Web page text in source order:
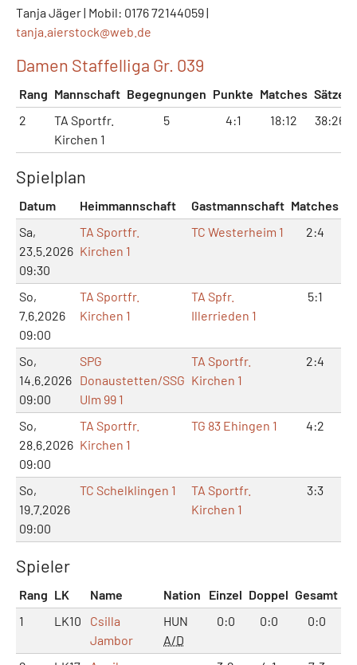
Tanja Jäger | Mobil: 0176 72144059 |
tanja.aierstock@web.de
Damen Staffelliga Gr. 039
Rang Mannschaft Begegnungen Punkte Matches Sätze
2
TA Sportfr.
Kirchen 1
5 4:1 18:12 38:26
Spielplan
Datum Heimmannschaft Gastmannschaft Matches
Sa,
23.5.2026
09:30
TA Sportfr.
Kirchen 1
TC Westerheim 1 2:4
So,
7.6.2026
09:00
TA Sportfr.
Kirchen 1
TA Spfr.
Illerrieden 1
5:1
So,
14.6.2026
09:00
SPG
Donaustetten/SSG
Ulm 99 1
TA Sportfr.
Kirchen 1
2:4
So,
28.6.2026
09:00
TA Sportfr.
Kirchen 1
TG 83 Ehingen 1 4:2
So,
19.7.2026
09:00
TC Schelklingen 1
TA Sportfr.
Kirchen 1
3:3
Spieler
Rang LK Name Nation Einzel Doppel Gesamt
1
LK10
Csilla
Jambor
HUN
A/D
0:0 0:0 0:0